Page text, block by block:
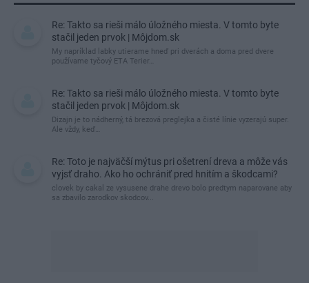
Re: Takto sa rieši málo úložného miesta. V tomto byte
stačil jeden prvok | Môjdom.sk
My napríklad labky utierame hneď pri dverách a doma pred dvere
používame tyčový ETA Terier…
Re: Takto sa rieši málo úložného miesta. V tomto byte
stačil jeden prvok | Môjdom.sk
Dizajn je to nádherný, tá brezová preglejka a čisté línie vyzerajú super.
Ale vždy, keď…
Re: Toto je najväčší mýtus pri ošetrení dreva a môže vás
vyjsť draho. Ako ho ochrániť pred hnitím a škodcami?
clovek by cakal ze vysusene drahe drevo bolo predtym naparovane aby
sa zbavilo zarodkov skodcov...